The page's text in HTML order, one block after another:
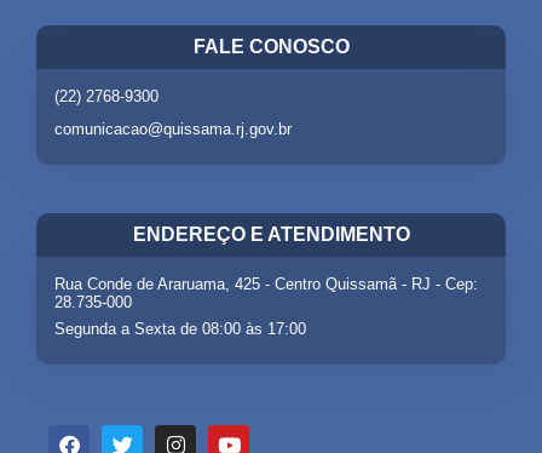
FALE CONOSCO
(22) 2768-9300
comunicacao@quissama.rj.gov.br
ENDEREÇO E ATENDIMENTO
Rua Conde de Araruama, 425 - Centro Quissamã - RJ - Cep:
28.735-000
Segunda a Sexta de 08:00 às 17:00